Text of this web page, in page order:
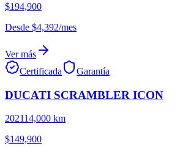
$194,900
Desde $4,392/mes
Ver más
Certificada
Garantía
DUCATI SCRAMBLER ICON
202114,000 km
$149,900